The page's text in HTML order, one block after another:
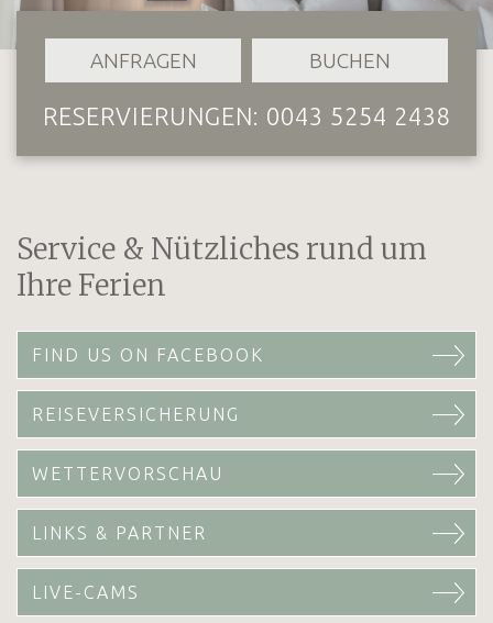
ANFRAGEN BUCHEN
RESERVIERUNGEN: 0043 5254 2438
Service & Nützliches rund um
Ihre Ferien
FIND US ON FACEBOOK
REISEVERSICHERUNG
WETTERVORSCHAU
LINKS & PARTNER
LIVE-CAMS